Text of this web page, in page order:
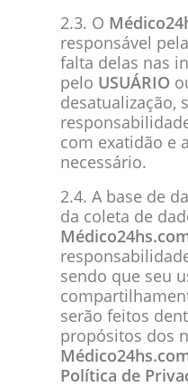
2.3. O
responsável
falta delas nas
pelo USUÁRIO
desatualização,
com exatidão e
necessário.
2.4. A base de
da coleta de
sendo que seu
serão feitos
propósitos dos
Política de